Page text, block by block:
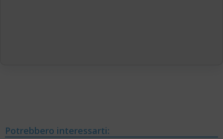
Potrebbero interessarti: